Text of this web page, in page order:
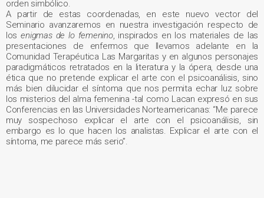
orden simbólico.
A partir de estas coordenadas, en este nuevo vector del
Seminario avanzaremos en nuestra investigación respecto de
losenigmas de lo femenino, inspirados en los materiales de las
presentaciones de enfermos que llevamos adelante en la
Comunidad Terapéutica Las Margaritas y en algunos personajes
paradigmáticos retratados en la literatura y la ópera, desde una
ética que no pretende explicar el arte con el psicoanálisis, sino
más bien dilucidar el síntoma que nos permita echar luz sobre
los misterios del alma femenina -tal como Lacan expresó en sus
Conferencias en las Universidades Norteamericanas: “Me parece
muy sospechoso explicar el arte con el psicoanálisis, sin
embargo es lo que hacen los analistas. Explicar el arte con el
síntoma, me parece más serio”.